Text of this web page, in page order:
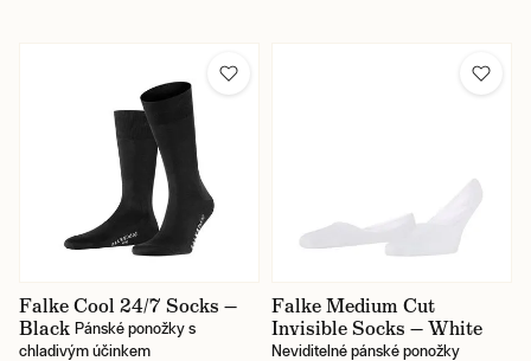
Falke Cool 24/7 Socks —
Black Pánské ponožky s
chladivým účinkem
Falke Medium Cut
Invisible Socks — White
Neviditelné pánské ponožky